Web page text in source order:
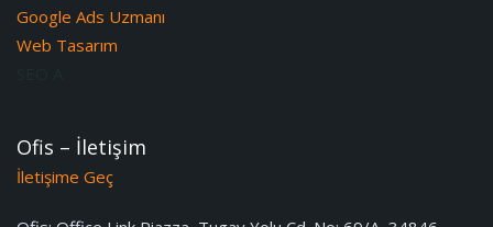
Google Ads Uzmanı
Web Tasarım
Ofis – İletişim
İletişime Geç